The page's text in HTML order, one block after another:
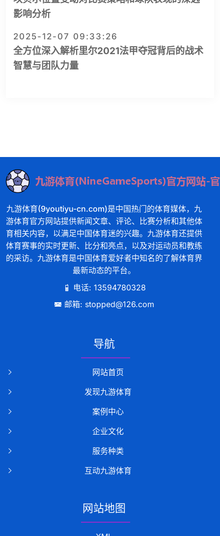
影响分析
2025-12-07 09:33:26
全方位深入解析里尔2021法甲夺冠背后的战术
智慧与团队力量
九游体育(9youtiyu-cn.com)是中国热门的体育媒体，九
游体育官方网站提供新闻文章、评论、比赛分析和其他体
育相关内容，以满足中国体育迷的兴趣。九游体育还提供
体育赛事的实时更新、比分和亮点，以及对运动员和教练
的采访。九游体育是中国体育爱好者中知名的了解体育界
最新动态的平台。
电话: 13594780328
邮箱: stopped@126.com
导航
网站首页
发现九游体育
案例中心
企业文化
服务种类
互动九游体育
网站地图